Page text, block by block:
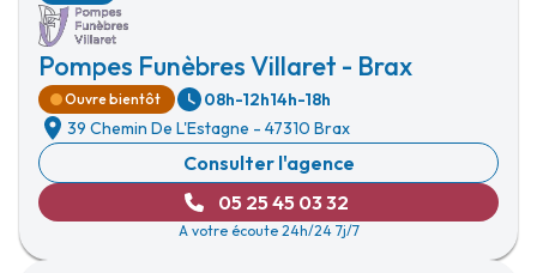
Pompes Funèbres Villaret - Brax
Ouvre bientôt 08h-12h14h-18h
39 Chemin De L'Estagne - 47310 Brax
Consulter l'agence
05 25 45 03 32
A votre écoute 24h/24 7j/7